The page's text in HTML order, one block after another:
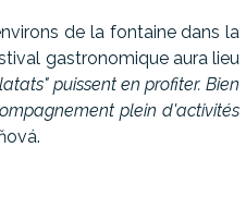
de la fontaine dans la
gastronomique aura lieu
puissent en profiter. Bien
plein d'activités